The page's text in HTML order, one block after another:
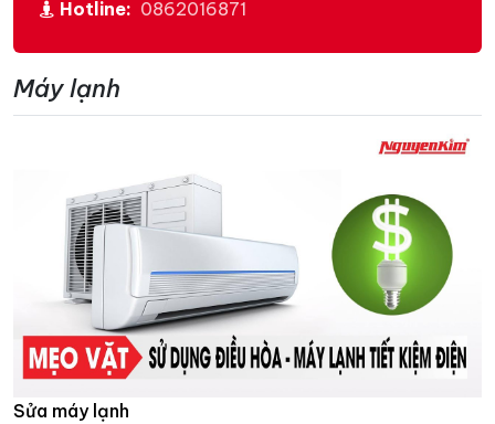
Hotline: 0862016871
Máy lạnh
Sửa máy lạnh